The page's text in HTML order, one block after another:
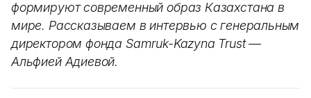
формируют современный образ Казахстана в
мире. Рассказываем в интервью с генеральным
директором фонда Samruk-Kazyna Trust —
Альфией Адиевой.